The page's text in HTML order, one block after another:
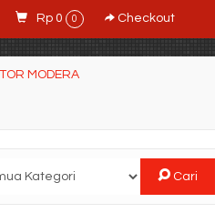
Rp 0 0 Checkout
MODERA
Cari